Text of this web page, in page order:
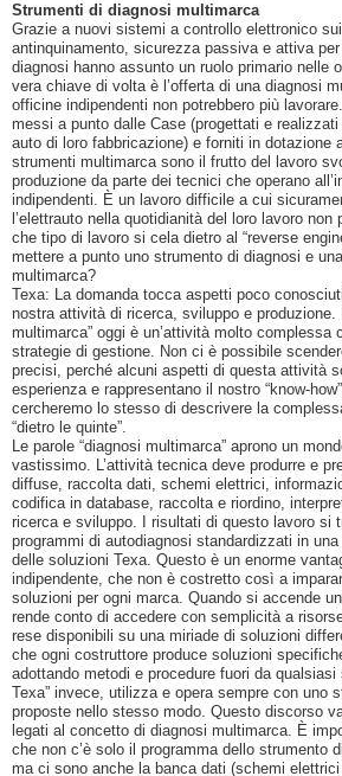
Strumenti di diagnosi multimarca
Grazie a nuovi sistemi a controllo elettronico
antinquinamento, sicurezza passiva e attiva
diagnosi hanno assunto un ruolo primario nelle
vera chiave di volta è l’offerta di una diagnosi
officine indipendenti non potrebbero più
messi a punto dalle Case (progettati e
auto di loro fabbricazione) e forniti in dotazione
strumenti multimarca sono il frutto del lavoro
produzione da parte dei tecnici che operano
indipendenti. È un lavoro difficile a cui
l’elettrauto nella quotidianità del loro lavoro
che tipo di lavoro si cela dietro al “reverse
mettere a punto uno strumento di diagnosi e
multimarca?
Texa: La domanda tocca aspetti poco
nostra attività di ricerca, sviluppo e produzione.
multimarca” oggi è un’attività molto complessa
strategie di gestione. Non ci è possibile
precisi, perché alcuni aspetti di questa attività
esperienza e rappresentano il nostro “know-
cercheremo lo stesso di descrivere la
“dietro le quinte”.
Le parole “diagnosi multimarca” aprono un
vastissimo. L’attività tecnica deve produrre e
diffuse, raccolta dati, schemi elettrici,
codifica in database, raccolta e riordino,
ricerca e sviluppo. I risultati di questo lavoro si
programmi di autodiagnosi standardizzati in
delle soluzioni Texa. Questo è un enorme
indipendente, che non è costretto così a
soluzioni per ogni marca. Quando si accende
rende conto di accedere con semplicità a
rese disponibili su una miriade di soluzioni
che ogni costruttore produce soluzioni
adottando metodi e procedure fuori da
Texa” invece, utilizza e opera sempre con uno
proposte nello stesso modo. Questo discorso
legati al concetto di diagnosi multimarca. È
che non c’è solo il programma dello strumento
ma ci sono anche la banca dati (schemi